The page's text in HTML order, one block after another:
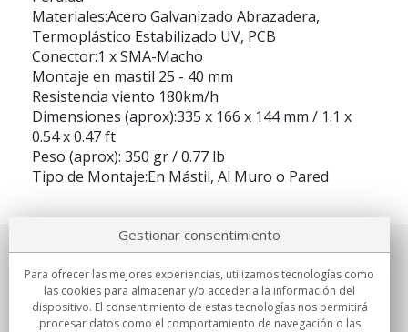
Materiales:Acero Galvanizado Abrazadera,
Termoplástico Estabilizado UV, PCB
Conector:1 x SMA-Macho
Montaje en mastil 25 - 40 mm
Resistencia viento 180km/h
Dimensiones (aprox):335 x 166 x 144 mm / 1.1 x
0.54 x 0.47 ft
Peso (aprox): 350 gr / 0.77 lb
Tipo de Montaje:En Mástil, Al Muro o Pared
Sobre nosotros
Compromisos
Gestionar consentimiento
Para ofrecer las mejores experiencias, utilizamos tecnologías como
las cookies para almacenar y/o acceder a la información del
dispositivo. El consentimiento de estas tecnologías nos permitirá
procesar datos como el comportamiento de navegación o las